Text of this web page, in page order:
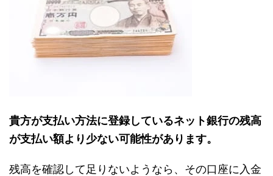
貴方が支払い方法に登録しているネット銀行の残高
が支払い額より少ない可能性があります。
残高を確認して足りないようなら、その口座に入金